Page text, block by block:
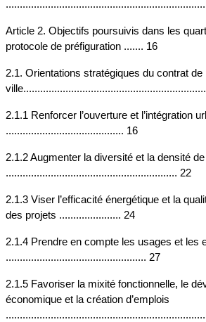
Article 2. Objectifs poursuivis dans les
protocole de préfiguration ....... 16
2.1. Orientations stratégiques du contrat de
2.1.1 Renforcer l’ouverture et l’intégration
.......................................... 16
2.1.2 Augmenter la diversité et la densité de
............................................................. 22
2.1.3 Viser l’efficacité énergétique et la
des projets ...................... 24
2.1.4 Prendre en compte les usages et les
.................................................. 27
2.1.5 Favoriser la mixité fonctionnelle, le
économique et la création d’emplois